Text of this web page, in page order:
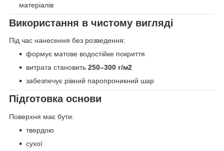
матеріалів
Використання в чистому вигляді
Під час нанесення без розведення:
формує матове водостійке покриття
витрата становить 250–300 г/м2
забезпечує рівний паропроникний шар
Підготовка основи
Поверхня має бути:
твердою
сухої